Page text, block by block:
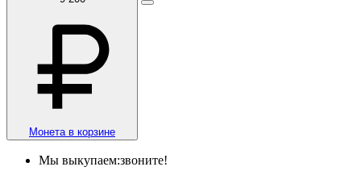
Монета в корзине
Мы выкупаем:звоните!